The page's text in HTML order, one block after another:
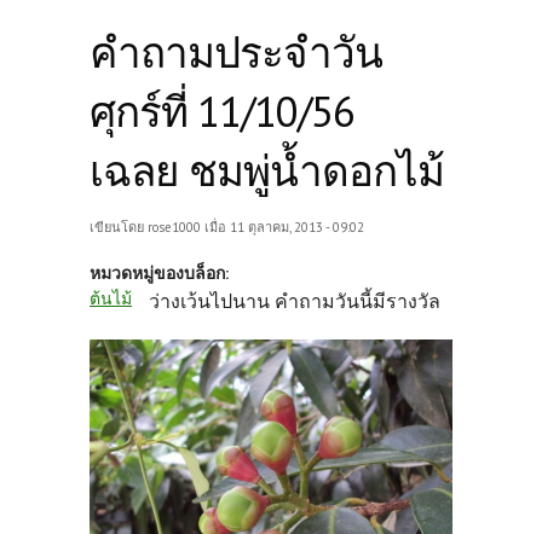
คำถามประจำวัน
ศุกร์ที่ 11/10/56
เฉลย ชมพู่น้ำดอกไม้
เขียนโดย rose1000 เมื่อ 11 ตุลาคม, 2013 - 09:02
หมวดหมู่ของบล็อก:
ต้นไม้
ว่างเว้นไปนาน คำถามวันนี้มีรางวัล